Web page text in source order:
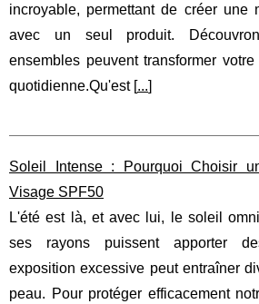
incroyable, permettant de créer une
avec un seul produit.
ensembles peuvent transformer
quotidienne.Qu'est [...]
Soleil Intense : Pourquoi Choisir
Visage SPF50
L'été est là, et avec lui, le soleil
ses rayons puissent apporter
exposition excessive peut entraîner
peau. Pour protéger efficacement